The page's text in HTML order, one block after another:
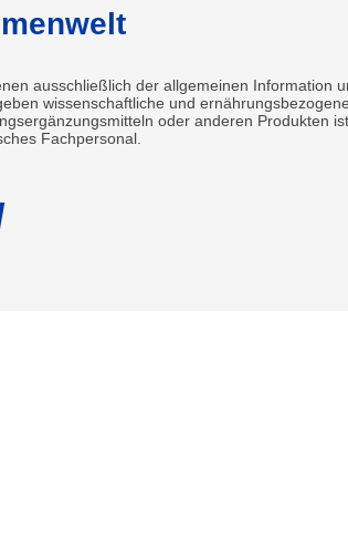
ausschließlich der allgemeinen
wissenschaftliche und
oder anderen Produkten
Fachpersonal.